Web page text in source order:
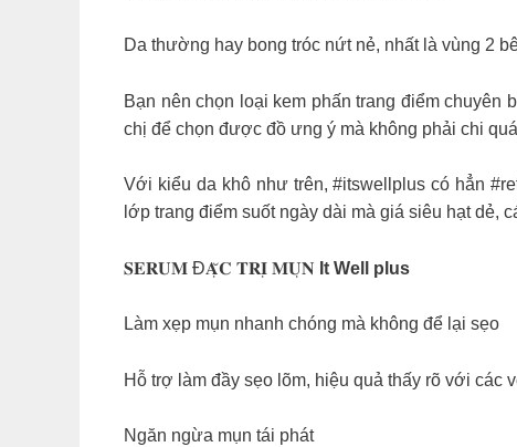
Da thường hay bong tróc nứt nẻ, nhất là vùng 2
Bạn nên chọn loại kem phấn trang điểm chuyên
chị để chọn được đồ ưng ý mà không phải chi
Với kiểu da khô như trên, #itswellplus có hẳn
lớp trang điểm suốt ngày dài mà giá siêu hạt dẻ,
𝐒𝐄𝐑𝐔𝐌 Đ𝐀̣̆𝐂 𝐓𝐑𝐈̣ 𝐌𝐔̣𝐍 It Well plus
Làm xẹp mụn nhanh chóng mà không để lại sẹo
Hỗ trợ làm đầy sẹo lõm, hiệu quả thấy rõ với các
Ngăn ngừa mụn tái phát